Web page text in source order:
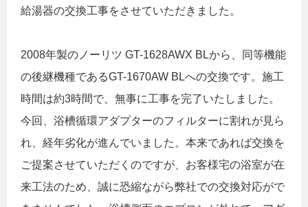
給湯器の交換工事をさせていただきました。
2008年製のノーリツ GT-1628AWX BLから、同等機能
の後継機種であるGT-1670AW BLへの交換です。施工
時間は約3時間で、無事に工事を完了いたしました。
今回、浴槽循環アダプターのフィルターに割れが見ら
れ、経年劣化が進んでいました。本来であれば交換を
ご提案させていただくのですが、お客様宅の浴室が在
来工法のため、誠に恐縮ながら弊社での交換対応がで